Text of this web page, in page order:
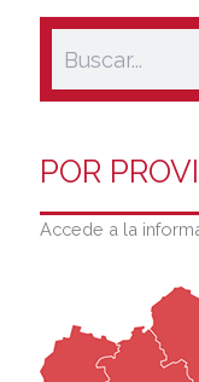
POR
Accede a la